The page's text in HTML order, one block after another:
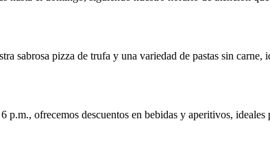
sabrosa pizza de trufa y una variedad de pastas sin carne,
p.m., ofrecemos descuentos en bebidas y aperitivos,